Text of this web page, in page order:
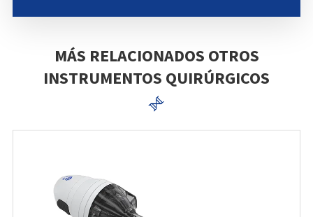
MÁS RELACIONADOS OTROS
INSTRUMENTOS QUIRÚRGICOS
